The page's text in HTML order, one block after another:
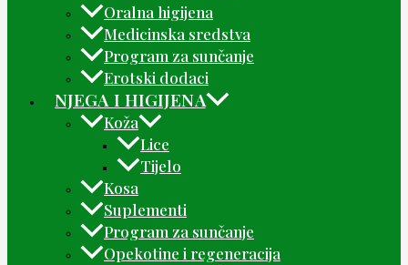
Oralna higijena
Medicinska sredstva
Program za sunčanje
Erotski dodaci
NJEGA I HIGIJENA
Koža
Lice
Tijelo
Kosa
Suplementi
Program za sunčanje
Opekotine i regeneracija